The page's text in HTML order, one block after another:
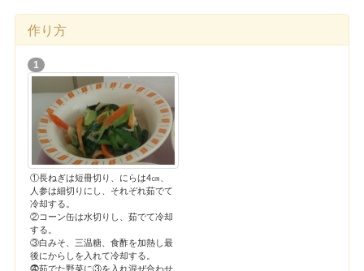
作り方
1
①長ねぎは短冊切り、にらは4㎝、
人参は細切りにし、それぞれ茹でて
冷却する。
②コーン缶は水切りし、茹でて冷却
する。
③白みそ、三温糖、食酢を加熱し最
後にからしを入れて冷却する。
⓸茹でた野菜に③を入れ混ぜ合わせ